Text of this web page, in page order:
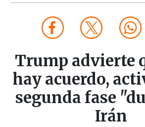
Trump advierte
hay acuerdo,
segunda fase
Irán